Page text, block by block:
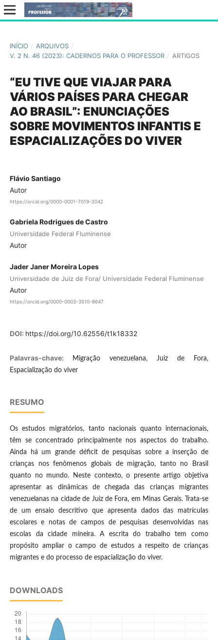
INÍCIO / ARQUIVOS /
V. 2 N. 46 (2023): CADERNOS PARA O PROFESSOR / ARTIGOS
“EU TIVE QUE VIAJAR PARA
VÁRIOS PAÍSES PARA CHEGAR
AO BRASIL”: ENUNCIAÇÕES
SOBRE MOVIMENTOS INFANTIS E
ESPACIALIZAÇÕES DO VIVER
Flávio Santiago
Autor
https://orcid.org/0000-0001-7019-2042
Gabriela Rodrigues de Castro
Universidade Federal Fluminense
Autor
Jader Janer Moreira Lopes
Universidade de Juiz de Fora/ Universidade Federal Fluminense
Autor
https://orcid.org/0000-0003-3510-8647
DOI: https://doi.org/10.62556/t1k18332
Palavras-chave:
Migração venezuelana, Juiz de Fora,
Espacialização do viver
RESUMO
Os estudos migratórios, tanto nacionais quanto internacionais,
têm se concentrado principalmente nos aspectos do trabalho.
Ainda há um grande déficit de pesquisas sobre a inserção de
crianças nos fenômenos globais de migração, tanto no Brasil
quanto no mundo. Neste contexto, o presente artigo objetiva
apresentar as dinâmicas de chegada das crianças migrantes
venezuelanas na cidade de Juiz de Fora, em Minas Gerais. Trata-se
de um ensaio descritivo que apresenta dados das matrículas
escolares e notas de campos de pesquisas desenvolvidas nas
escolas da cidade mineira. A escrita do trabalho tem como
propósito ampliar o campo de estudos a respeito de crianças
migrantes e do processo de espacialização do viver.
DOWNLOADS